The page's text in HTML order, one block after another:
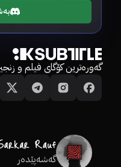
گەورەترین کۆگای فیلم و
گەشەپێدەر